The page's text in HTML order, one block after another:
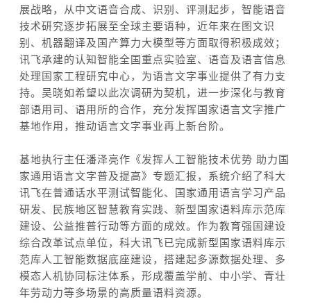
展战略，从中文语音合成、识别、评测起步，智能语音
技术研究逐步拓展至全球主要语种，近年来在图文识
别、机器翻译及国产算力大模型等方面取得积极成效；
讯飞承建的认知智能全国重点实验室、语音及语言信息
处理国家工程研究中心，为语言文字事业提供了有力支
持。吴晓如希望以此次调研为契机，进一步深化与教育
部语用司、语用所的合作，充分发挥国家语言文字推广
基地作用，推动语言文字事业再上新台阶。
基地执行主任潘泽亮作《发挥人工智能技术优势 助力国
家通用语言文字普及提高》专题汇报，系统介绍了科大
讯飞在普通话水平测试智能化、国家通用语言学习产品
研发、民族地区智慧教育实践、新型国家语料库示范库
建设、公益推普行动等方面的成效。作为教育强国建设
综合改革试点单位，科大讯飞已完成新型国家语料库示
范库人工智能数据底座建设，搭建起多源数据处理、多
模态人机协同标注体系，形成覆盖学前、中小学、青壮
年劳动力等多场景的高质量语料资源。